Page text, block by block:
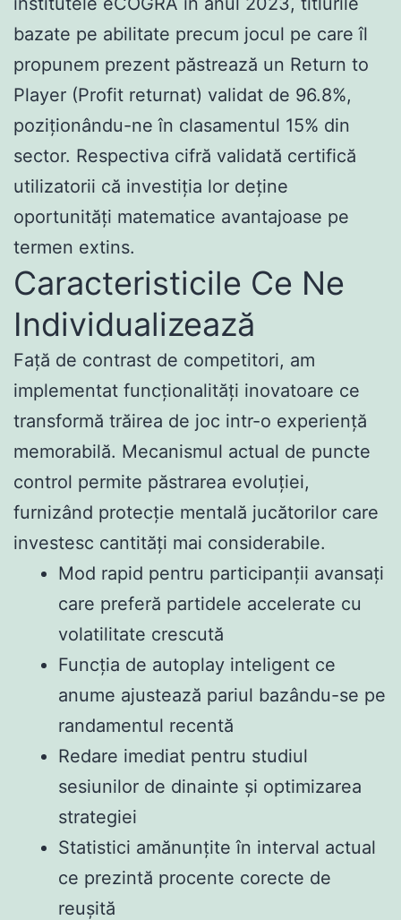
bazate pe abilitate precum jocul pe care îl
propunem prezent păstrează un Return to
Player (Profit returnat) validat de 96.8%,
poziționându-ne în clasamentul 15% din
sector. Respectiva cifră validată certifică
utilizatorii că investiția lor deține
oportunități matematice avantajoase pe
termen extins.
Caracteristicile Ce Ne
Individualizează
Față de contrast de competitori, am
implementat funcționalități inovatoare ce
transformă trăirea de joc intr-o experiență
memorabilă. Mecanismul actual de puncte
control permite păstrarea evoluției,
furnizând protecție mentală jucătorilor care
investesc cantități mai considerabile.
Mod rapid pentru participanții avansați
care preferă partidele accelerate cu
volatilitate crescută
Funcția de autoplay inteligent ce
anume ajustează pariul bazându-se pe
randamentul recentă
Redare imediat pentru studiul
sesiunilor de dinainte și optimizarea
strategiei
Statistici amănunțite în interval actual
ce prezintă procente corecte de
reușită